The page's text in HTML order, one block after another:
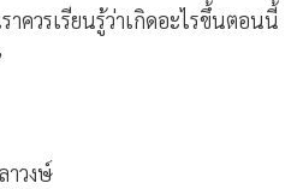
ควรเรียนรู้ว่าเกิดอะไรขึ้นตอนนี้
าวงษ์